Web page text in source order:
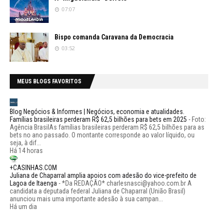
07:07
Bispo comanda Caravana da Democracia
03:52
MEUS BLOGS FAVORITOS
Blog Negócios & Informes | Negócios, economia e atualidades.
Famílias brasileiras perderam R$ 62,5 bilhões para bets em 2025 - Foto:
Agência BrasilAs famílias brasileiras perderam R$ 62,5 bilhões para as
bets no ano passado. O montante corresponde ao valor líquido, ou
seja, à dif...
Há 14 horas
+CASINHAS.COM
Juliana de Chaparral amplia apoios com adesão do vice-prefeito de
Lagoa de Itaenga -*Da REDAÇÃO* charlesnasci@yahoo.com.br A
candidata a deputada federal Juliana de Chaparral (União Brasil)
anunciou mais uma importante adesão à sua campan...
Há um dia